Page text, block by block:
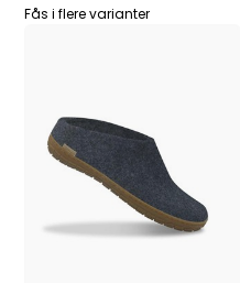
Fås i flere varianter